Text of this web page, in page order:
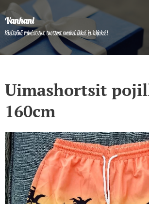
Vanhani
Käsityönä valmistetut tuotteet omaksi iloksi ja lahjaksi!
Uimashortsit
160cm